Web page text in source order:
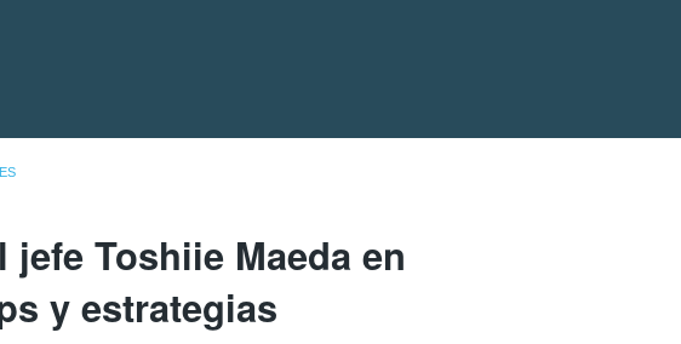
Toshiie Maeda en
y estrategias